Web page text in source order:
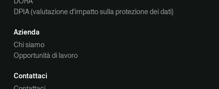
DPIA (valutazione d'impatto sulla protezione dei dati)
Azienda
Chi siamo
Opportunità di lavoro
Contattaci